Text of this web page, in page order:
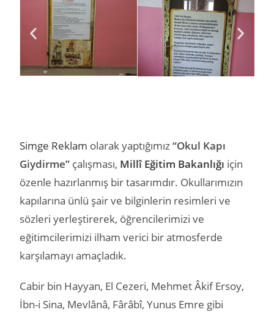
Simge Reklam olarak yaptığımız“Okul Kapı
Giydirme” çalışması, Millî Eğitim Bakanlığı için
özenle hazırlanmış bir tasarımdır. Okullarımızın
kapılarına ünlü şair ve bilginlerin resimleri ve
sözleri yerleştirerek, öğrencilerimizi ve
eğitimcilerimizi ilham verici bir atmosferde
karşılamayı amaçladık.
Cabir bin Hayyan, El Cezeri, Mehmet Âkif Ersoy,
İbn-i Sina, Mevlânâ, Fârâbî, Yunus Emre gibi